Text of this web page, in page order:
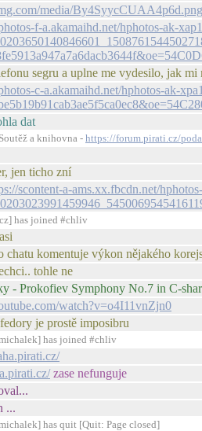
media/By4SyycCUAA4p6d.png
f-a.akamaihd.net/hphotos-ak-
segru a uplne me vydesilo, jak
c-a.akamaihd.net/hphotos-ak-
dat
a knihovna - https://forum.pirati.cz/
jen ticho zní
scontent-a-ams.xx.fbcdn.net/
has joined #chliv
chatu komentuje výkon nějakého
tohle ne
- Prokofiev Symphony No.7 in C-
watch?v=o4I11vnZjn0
je prostě imposibru
has joined #chliv
zase nefunguje
...
has quit [Quit: Page closed]